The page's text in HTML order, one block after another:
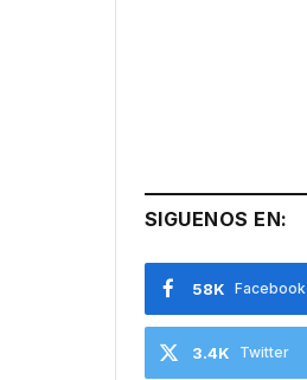
SIGUENOS EN:
Facebook
58K
Twitter
3.4K